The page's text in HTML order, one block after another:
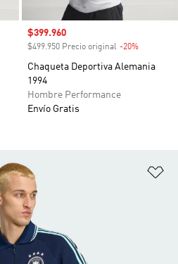
Precio de venta
$399.960
$499.950 Precio original -20%
Chaqueta Deportiva Alemania
1994
Hombre Performance
Envío Gratis